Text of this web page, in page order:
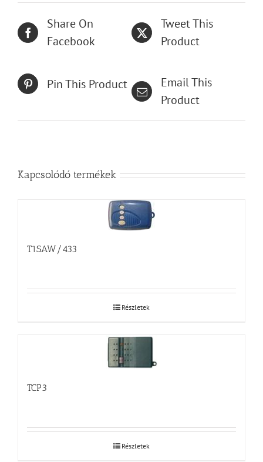
Share On
Facebook
Tweet This
Product
Pin This Product
Email This
Product
Kapcsolódó termékek
T1SAW/433
Részletek
TCP3
Részletek